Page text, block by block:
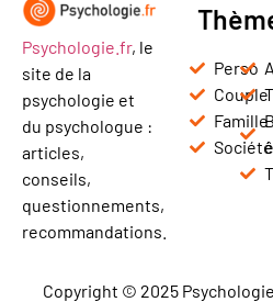
Psychologie.fr, le
site de la
psychologie et
du psychologue :
articles,
conseils,
questionnements,
recommandations.
Perso
Couple
Famille
Société
Copyright © 2025